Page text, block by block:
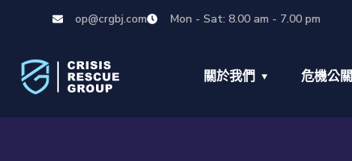
op@crgbj.com Mon - Sat: 8.00 am - 7.00 pm
關於我們 危機公關